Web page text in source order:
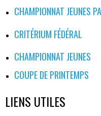
CHAMPIONNAT JEUNES
CRITÉRIUM FÉDÉRAL
CHAMPIONNAT JEUNES
COUPE DE PRINTEMPS
LIENS UTILES